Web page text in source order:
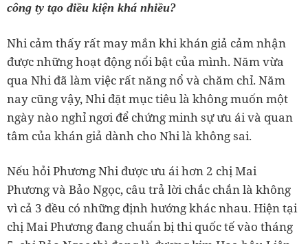
công ty tạo điều kiện khá nhiều?
Nhi cảm thấy rất may mắn khi khán giả cảm nhận
được những hoạt động nổi bật của mình. Năm vừa
qua Nhi đã làm việc rất năng nổ và chăm chỉ. Năm
nay cũng vậy, Nhi đặt mục tiêu là không muốn một
ngày nào nghỉ ngơi để chứng minh sự ưu ái và quan
tâm của khán giả dành cho Nhi là không sai.
Nếu hỏi Phương Nhi được ưu ái hơn 2 chị Mai
Phương và Bảo Ngọc, câu trả lời chắc chắn là không
vì cả 3 đều có những định hướng khác nhau. Hiện tại
chị Mai Phương đang chuẩn bị thi quốc tế vào tháng